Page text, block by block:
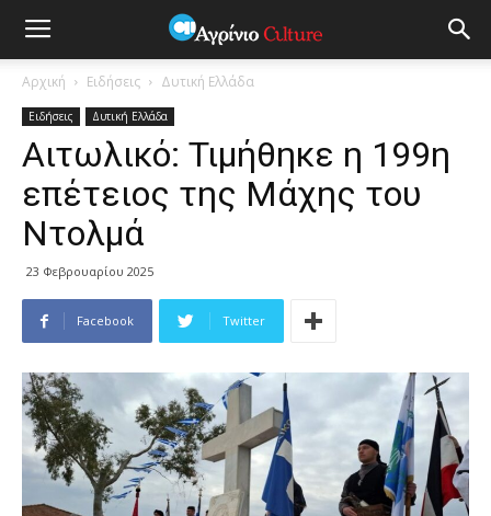
Αρχική Ειδήσεις Δυτική Ελλάδα
Ειδήσεις Δυτική Ελλάδα
Αιτωλικό: Τιμήθηκε η 199η
επέτειος της Μάχης του
Ντολμά
23 Φεβρουαρίου 2025
Facebook Twitter